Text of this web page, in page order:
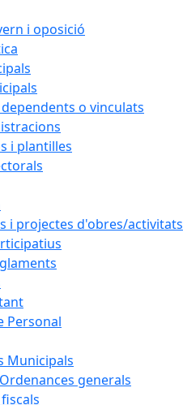
i oposició
o vinculats
i plantilles
i projectes d'obres/activitats
Personal
Municipals
generals